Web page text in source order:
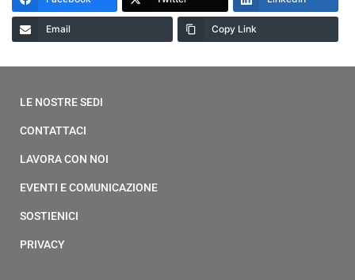
Email Copy Link
LE NOSTRE SEDI
CONTATTACI
LAVORA CON NOI
EVENTI E COMUNICAZIONE
SOSTIENICI
PRIVACY